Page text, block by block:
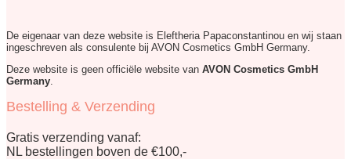
De eigenaar van deze website is Eleftheria Papaconstantinou en wij staan
ingeschreven als consulente bij AVON Cosmetics GmbH Germany.
Deze website is geen officiële website van AVON Cosmetics GmbH
Germany
Bestelling & Verzending
Gratis verzending vanaf:
NL bestellingen boven de €100,-